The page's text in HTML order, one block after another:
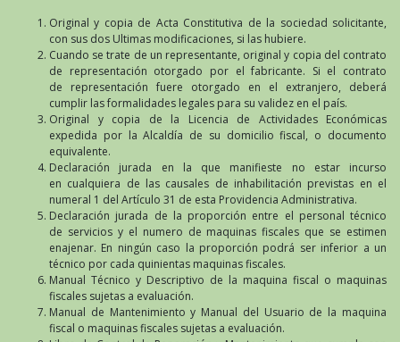
Original y copia de Acta Constitutiva de la sociedad solicitante,
con sus dos Ultimas modificaciones, si las hubiere.
Cuando se trate de un representante, original y copia del contrato
de representación otorgado por el fabricante. Si el contrato
de representación fuere otorgado en el extranjero, deberá
cumplir las formalidades legales para su validez en el país.
Original y copia de la Licencia de Actividades Económicas
expedida por la Alcaldía de su domicilio fiscal, o documento
equivalente.
Declaración jurada en la que manifieste no estar incurso
en cualquiera de las causales de inhabilitación previstas en el
numeral 1 del Artículo 31 de esta Providencia Administrativa.
Declaración jurada de la proporción entre el personal técnico
de servicios y el numero de maquinas fiscales que se estimen
enajenar. En ningún caso la proporción podrá ser inferior a un
técnico por cada quinientas maquinas fiscales.
Manual Técnico y Descriptivo de la maquina fiscal o maquinas
fiscales sujetas a evaluación.
Manual de Mantenimiento y Manual del Usuario de la maquina
fiscal o maquinas fiscales sujetas a evaluación.